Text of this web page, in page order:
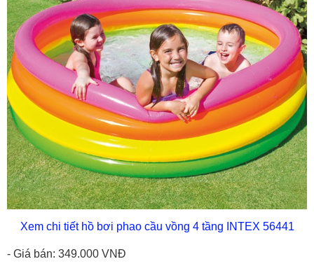
Xem chi tiết hồ bơi phao cầu vồng 4 tầng INTEX 56441
- Giá bán: 349.000 VNĐ